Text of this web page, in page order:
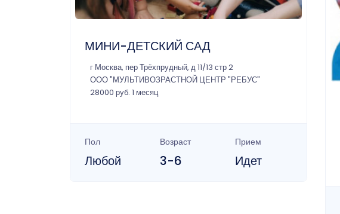
МИНИ-ДЕТСКИЙ САД
г Москва, пер Трёхпрудный, д 11/13 стр 2
ООО "МУЛЬТИВОЗРАСТНОЙ ЦЕНТР "РЕБУС"
28000 руб. 1 месяц
Пол
Любой
Возраст
3-6
Прием
Идет